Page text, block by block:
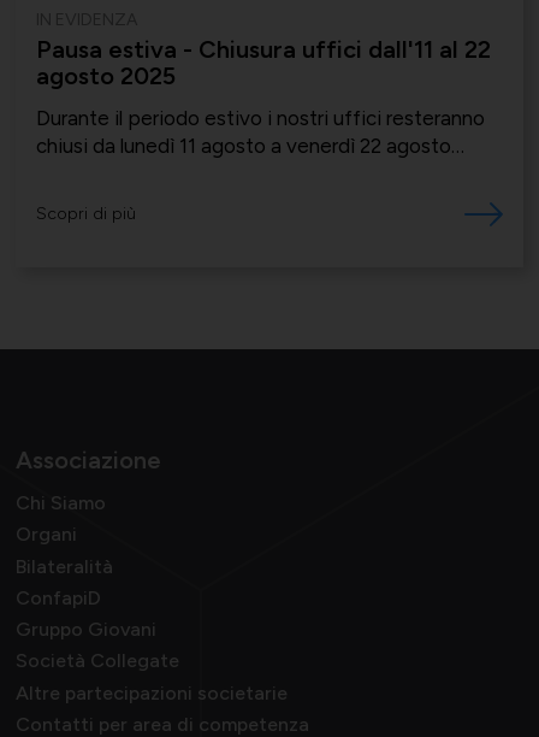
Pausa estiva - Chiusura uffici dall'11 al 22
agosto 2025
Durante il periodo estivo i nostri uffici resteranno
chiusi da lunedì 11 agosto a venerdì 22 agosto
Scopri di più
Associazione
Chi Siamo
Organi
Bilateralità
ConfapiD
Gruppo Giovani
Società Collegate
Altre partecipazioni societarie
Contatti per area di competenza